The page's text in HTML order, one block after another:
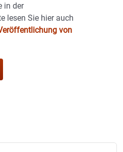
in der
lesen Sie hier auch
von